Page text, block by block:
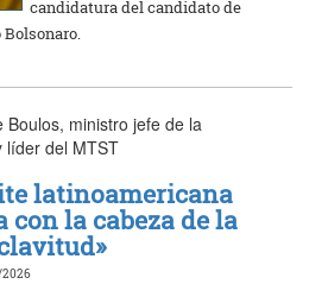
candidatura del candidato de
Boulos, ministro jefe de la
líder del MTST
latinoamericana
la cabeza de la